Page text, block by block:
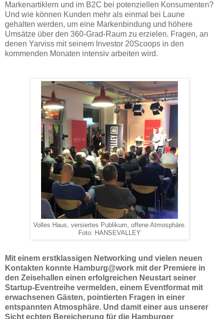
Markenartiklern und im B2C bei potenziellen Konsumenten?
Und wie können Kunden mehr als einmal bei Laune
gehalten werden, um eine Markenbindung und höhere
Umsätze über den 360-Grad-Raum zu erzielen. Fragen, an
denen Yarviss mit seinem Investor 20Scoops in den
kommenden Monaten intensiv arbeiten wird.
Volles Haus, versiertes Publikum, offene Atmosphäre.
Foto: HANSEVALLEY
Mit einem erstklassigen Networking und vielen neuen
Kontakten konnte Hamburg@work mit der Premiere in
den Zeisehallen einen erfolgreichen Neustart seiner
Startup-Eventreihe vermelden, einem Eventformat mit
erwachsenen Gästen, pointierten Fragen in einer
entspannten Atmosphäre. Und damit einer aus unserer
Sicht echten Bereicherung für die Hamburger